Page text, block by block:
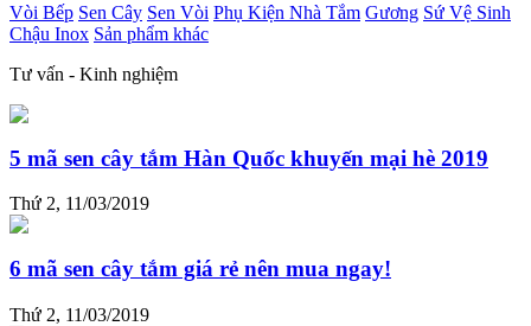
Vòi Bếp Sen Cây Sen Vòi Phụ Kiện Nhà Tắm Gương Sứ Vệ Sinh
Chậu Inox Sản phẩm khác
Tư vấn - Kinh nghiệm
5 mã sen cây tắm Hàn Quốc khuyến mại hè 2019
Thứ 2, 11/03/2019
6 mã sen cây tắm giá rẻ nên mua ngay!
Thứ 2, 11/03/2019